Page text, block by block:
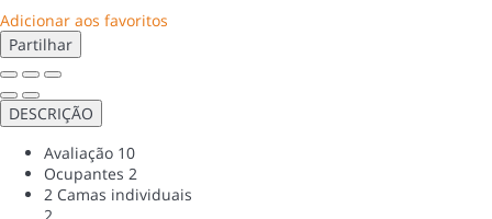
Adicionar aos favoritos
Partilhar
DESCRIÇÃO
Avaliação 10
Ocupantes 2
2 Camas individuais
2